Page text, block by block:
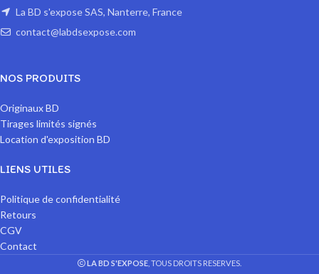
La BD s'expose SAS, Nanterre, France
contact@labdsexpose.com
NOS PRODUITS
Originaux BD
Tirages limités signés
Location d'exposition BD
LIENS UTILES
Politique de confidentialité
Retours
CGV
Contact
LA BD S'EXPOSE , TOUS DROITS RESERVES.